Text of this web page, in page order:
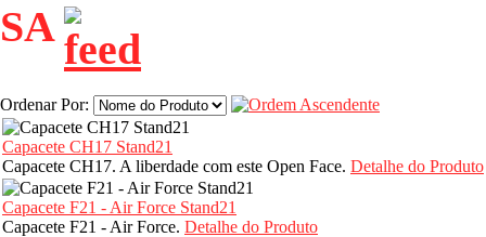
SA
Ordenar Por:
Capacete CH17 Stand21
Capacete CH17. A liberdade com este Open Face. Detalhe do Produto
Capacete F21 - Air Force Stand21
Capacete F21 - Air Force. Detalhe do Produto